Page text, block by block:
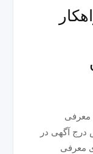
معرفی
درج آگهی در
معرفی